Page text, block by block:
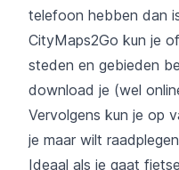
telefoon hebben dan
CityMaps2Go kun je
steden en gebieden
download je (wel
Vervolgens kun je op
je maar wilt
Ideaal als je gaat